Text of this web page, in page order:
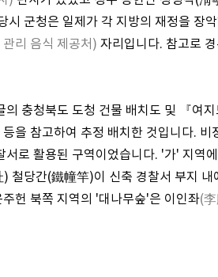
시 군청은 일제가 각 지방의 재정을 장
리 음식 제공처) 자리입니다. 참고로
의 충청북도 도청 건물 배치도 및 『여
을 참고하여 추정 배치한 것입니다. 비
로 활용된 구역이었습니다. '가' 지역
철당간(鐵幢竿)이 신축 경찰서 부지
헌 북쪽 지역의 '대나무숲'은 이인좌(